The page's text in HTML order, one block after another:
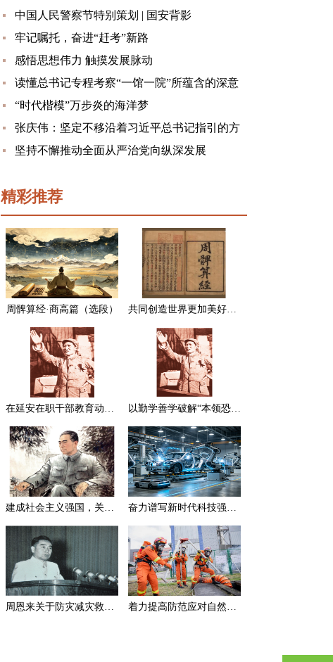
中国人民警察节特别策划 | 国安背影
牢记嘱托，奋进“赶考”新路
感悟思想伟力 触摸发展脉动
读懂总书记专程考察“一馆一院”所蕴含的深意
“时代楷模”万步炎的海洋梦
张庆伟：坚定不移沿着习近平总书记指引的方
向前进 凝心聚力奋进新征程建功新时代谱写新
坚持不懈推动全面从严治党向纵深发展
精彩推荐
周髀算经·商高篇（选段） 共同创造世界更加美好的未来
在延安在职干部教育动员大会上的讲话（节选） 以勤学善学破解“本领恐慌”
建成社会主义强国，关键在于实现科学技术现代化 奋力谱写新时代科技强国新篇章
周恩来关于防灾减灾救灾的一组论述 着力提高防范应对自然灾害能力